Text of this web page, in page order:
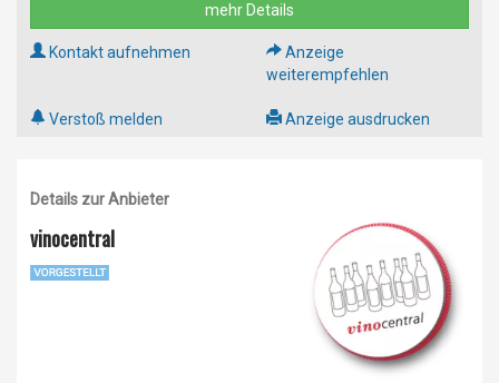
mehr Details
Kontakt aufnehmen
Anzeige
weiterempfehlen
Verstoß melden Anzeige ausdrucken
Details zur Anbieter
vinocentral